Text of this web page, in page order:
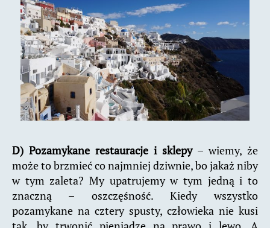
D) Pozamykane restauracje i sklepy– wiemy, że
może to brzmieć co najmniej dziwnie, bo jakaż niby
w tym zaleta? My upatrujemy w tym jedną i to
znaczną – oszczęśność. Kiedy wszystko
pozamykane na cztery spusty, człowieka nie kusi